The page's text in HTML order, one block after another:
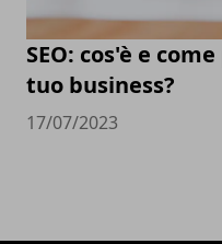
SEO: cos'è e
tuo business?
17/07/2023